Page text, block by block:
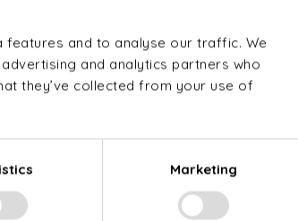
and to analyse our traffic. We
and analytics partners who
they’ve collected from your use of
Marketing
Luxembourg